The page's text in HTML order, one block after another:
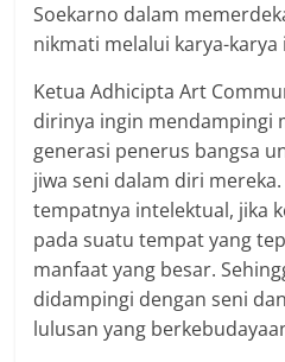
Soekarno dalam
nikmati melalui karya-karya
Ketua Adhicipta Art
dirinya ingin mendampingi
generasi penerus bangsa
jiwa seni dalam diri
tempatnya intelektual, jika
pada suatu tempat yang
manfaat yang besar.
didampingi dengan seni
lulusan yang